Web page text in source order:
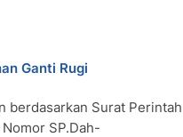
Ganti Rugi
berdasarkan Surat Perintah
SP.Dah-